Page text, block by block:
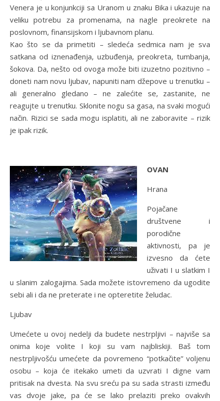
Venera je u konjunkciji sa Uranom u znaku Bika i ukazuje na
veliku potrebu za promenama, na nagle preokrete na
poslovnom, finansijskom i ljubavnom planu.
Kao što se da primetiti – sledeća sedmica nam je sva
satkana od iznenađenja, uzbuđenja, preokreta, tumbanja,
šokova. Da, nešto od ovoga može biti izuzetno pozitivno –
doneti nam novu ljubav, napuniti nam džepove u trenutku –
ali generalno gledano – ne zalećite se, zastanite, ne
reagujte u trenutku. Sklonite nogu sa gasa, na svaki mogući
način. Rizici se sada mogu isplatiti, ali ne zaboravite – rizik
je ipak rizik.
OVAN
Hrana
Pojačane
društvene i
porodične
aktivnosti, pa je
izvesno da ćete
uživati I u slatkim I
u slanim zalogajima. Sada možete istovremeno da ugodite
sebi ali i da ne preterate i ne opteretite želudac.
Ljubav
Umećete u ovoj nedelji da budete nestrpljivi – najviše sa
onima koje volite I koji su vam najbliskiji. Baš tom
nestrpljivošću umećete da povremeno “potkačite” voljenu
osobu – koja će itekako umeti da uzvrati I digne vam
pritisak na dvesta. Na svu sreću pa su sada strasti između
vas dvoje jake, pa će se lako prelaziti preko ovakvih